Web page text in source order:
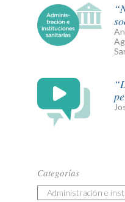
Categorías
Administración e